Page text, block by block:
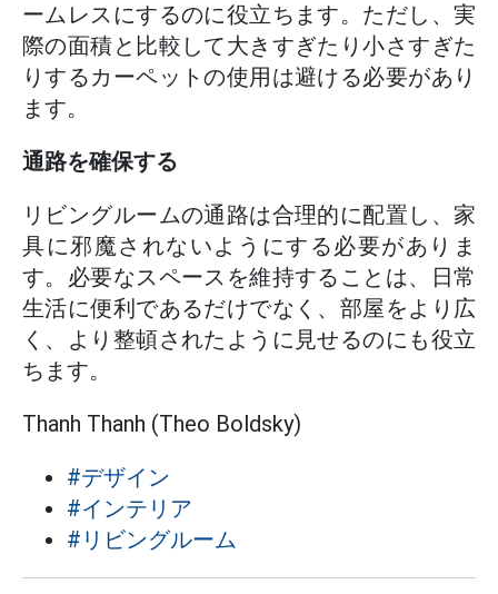
ームレスにするのに役立ちます。ただし、実
際の面積と比較して大きすぎたり小さすぎた
りするカーペットの使用は避ける必要があり
ます。
通路を確保する
リビングルームの通路は合理的に配置し、家
具に邪魔されないようにする必要がありま
す。必要なスペースを維持することは、日常
生活に便利であるだけでなく、部屋をより広
く、より整頓されたように見せるのにも役立
ちます。
Thanh Thanh (Theo Boldsky)
#デザイン
#インテリア
#リビングルーム